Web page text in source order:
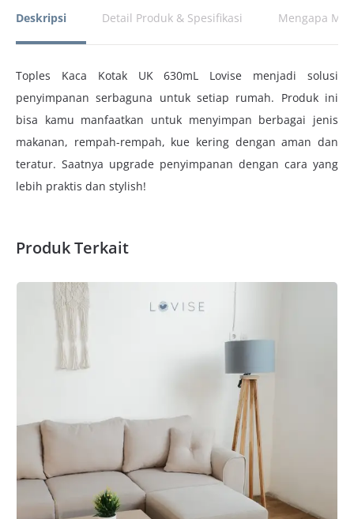
Deskripsi Detail Produk & Spesifikasi Mengapa
Toples Kaca Kotak UK 630mL Lovise menjadi solusi
penyimpanan serbaguna untuk setiap rumah. Produk ini
bisa kamu manfaatkan untuk menyimpan berbagai jenis
makanan, rempah-rempah, kue kering dengan aman dan
teratur. Saatnya upgrade penyimpanan dengan cara yang
lebih praktis dan stylish!
Produk Terkait